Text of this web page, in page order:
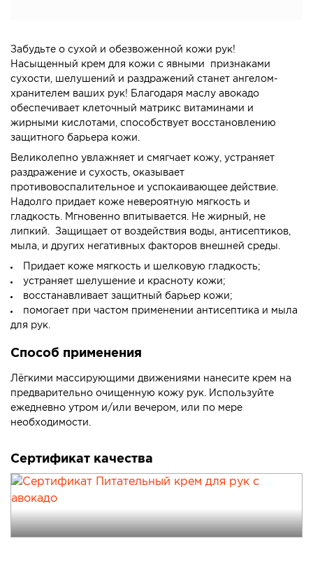
Забудьте о сухой и обезвоженной кожи рук!
Насыщенный крем для кожи с явными признаками
сухости, шелушений и раздражений станет ангелом-
хранителем ваших рук! Благодаря маслу авокадо
обеспечивает клеточный матрикс витаминами и
жирными кислотами, способствует восстановлению
защитного барьера кожи.
Великолепно увлажняет и смягчает кожу, устраняет
раздражение и сухость, оказывает
противовоспалительное и успокаивающее действие.
Надолго придает коже невероятную мягкость и
гладкость. Мгновенно впитывается. Не жирный, не
липкий. Защищает от воздействия воды, антисептиков,
мыла, и других негативных факторов внешней среды.
Придает коже мягкость и шелковую гладкость;
устраняет шелушение и красноту кожи;
восстанавливает защитный барьер кожи;
помогает при частом применении антисептика и мыла
для рук.
Способ применения
Лёгкими массирующими движениями нанесите крем на
предварительно очищенную кожу рук. Используйте
ежедневно утром и/или вечером, или по мере
необходимости.
Сертификат качества